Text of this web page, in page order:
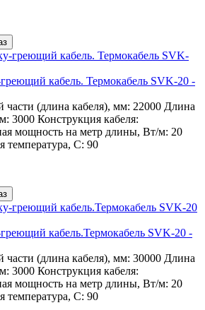
кабель. Термокабель SVK-20 -
части (длина кабеля), мм: 22000 Длина
3000 Конструкция кабеля:
мощность на метр длины, Вт/м: 20
температура, С: 90
кабель.Термокабель SVK-20 -
части (длина кабеля), мм: 30000 Длина
3000 Конструкция кабеля:
мощность на метр длины, Вт/м: 20
температура, С: 90